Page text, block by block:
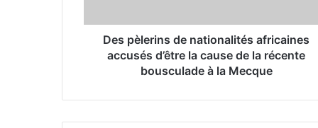
r
Des pèlerins de nationalités africaines
accusés d’être la cause de la récente
bousculade à la Mecque